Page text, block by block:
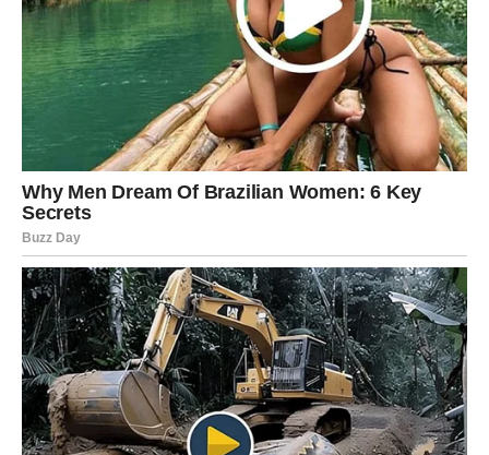
Vodolija – Neočekivana
emocija menja planove
Vodolije danas mogu biti iznenađene sopstvenim
reakcijama. Ljubav vas zatiče nespremne.
U vezi – partner pokazuje dubinu koju niste očekivali.
Slobodne Vodolije mogu osetititrenutnu povezanost sa
nekim potpuno drugačijim.
Čudo dana:emocija koja ruši barijere.
Ribe – Ljubav kao tiho čudo